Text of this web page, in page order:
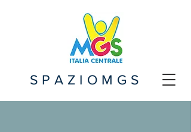
SPAZIOMGS